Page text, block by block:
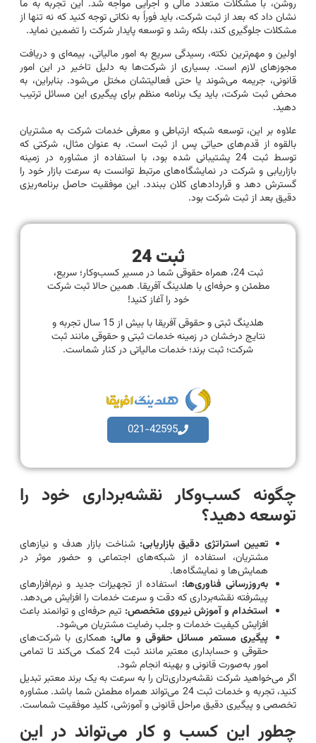
روشن، با مشکلات متعدد مالی و اجرایی مواجه شد. این تجربه به ما
نشان داد که بعد از ثبت شرکت، باید فوراً به نکاتی توجه کنید که نه تنها از
مشکلات جلوگیری کند، بلکه رشد و توسعه پایدار شرکت را تضمین نماید.
اولین و مهم‌ترین نکته، رسیدگی سریع به امور مالیاتی، بیمه‌ای و دریافت
مجوزهای لازم است. بسیاری از شرکت‌ها به دلیل تاخیر در این امور
قانونی، جریمه می‌شوند یا حتی فعالیتشان مختل می‌شود. بنابراین، به
محض ثبت شرکت، باید یک برنامه منظم برای پیگیری این مسائل ترتیب
دهید.
علاوه بر این، توسعه شبکه ارتباطی و معرفی خدمات شرکت به مشتریان
بالقوه از قدم‌های حیاتی پس از ثبت است. به عنوان مثال، شرکتی که
توسط ثبت 24 پشتیبانی شده بود، با استفاده از مشاوره در زمینه
بازاریابی و شرکت در نمایشگاه‌های مرتبط توانست به سرعت بازار خود را
گسترش دهد و قراردادهای کلان ببندد. این موفقیت حاصل برنامه‌ریزی
دقیق بعد از ثبت شرکت بود.
ثبت 24
ثبت 24، همراه حقوقی شما در مسیر کسب‌وکار؛ سریع،
مطمئن و حرفه‌ای با هلدینگ آفریقا. همین حالا ثبت شرکت
خود را آغاز کنید!
هلدینگ ثبتی و حقوقی آفریقا با بیش از 15 سال تجربه و
نتایج درخشان در زمینه خدمات ثبتی و حقوقی مانند ثبت
شرکت؛ ثبت برند؛ خدمات مالیاتی در کنار شماست.
021-42595
چگونه کسب‌وکار نقشه‌برداری خود را
توسعه دهید؟
تعیین استراتژی دقیق بازاریابی: شناخت بازار هدف و نیازهای
مشتریان، استفاده از شبکه‌های اجتماعی و حضور موثر در
همایش‌ها و نمایشگاه‌ها.
به‌روزرسانی فناوری‌ها: استفاده از تجهیزات جدید و نرم‌افزارهای
پیشرفته نقشه‌برداری که دقت و سرعت خدمات را افزایش می‌دهد.
استخدام و آموزش نیروی متخصص: تیم حرفه‌ای و توانمند باعث
افزایش کیفیت خدمات و جلب رضایت مشتریان می‌شود.
پیگیری مستمر مسائل حقوقی و مالی: همکاری با شرکت‌های
حقوقی و حسابداری معتبر مانند ثبت 24 کمک می‌کند تا تمامی
امور به‌صورت قانونی و بهینه انجام شود.
اگر می‌خواهید شرکت نقشه‌برداری‌تان را به سرعت به یک برند معتبر تبدیل
کنید، تجربه و خدمات ثبت 24 می‌تواند همراه مطمئن شما باشد. مشاوره
تخصصی و پیگیری دقیق مراحل قانونی و آموزشی، کلید موفقیت شماست.
چطور این کسب و کار می‌تواند در این